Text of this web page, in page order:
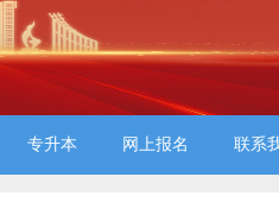
专升本 网上报名 联系